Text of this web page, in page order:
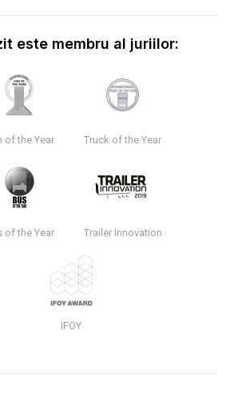
este membru al juriilor:
of the Year Truck of the Year
of the Year Trailer Innovation
IFOY